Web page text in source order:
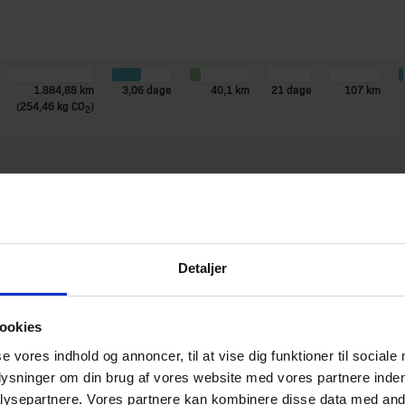
Detaljer
vores indhold og annoncer, til at vise dig funktioner til sociale
om din brug af vores website med vores partnere
Vores partnere kan kombinere disse data med
1.884,88 km
(254,46 kg CO 2 )
3,06 dage 40,1 km 21 dage 107 km
2.639,6 km
2
4,28 dage 82,49 km 8 dage 121,2 km